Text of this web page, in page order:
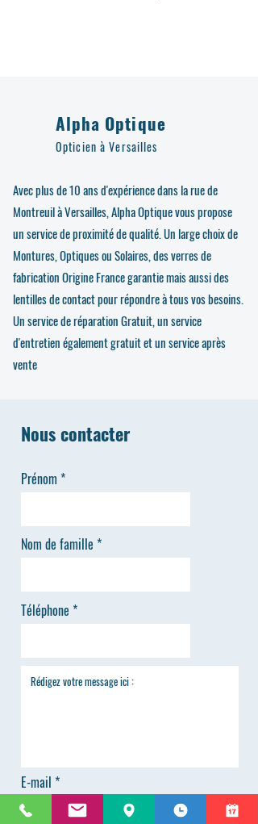
Alpha Optique
Opticien à Versailles
Avec plus de 10 ans d'expérience dans la rue de
Montreuil à Versailles, Alpha Optique vous propose
un service de proximité de qualité. Un large choix de
Montures, Optiques ou Solaires, des verres de
fabrication Origine France garantie mais aussi des
lentilles de contact pour répondre à tous vos besoins.
Un service de réparation Gratuit, un service
d'entretien également gratuit et un service après
vente
Nous contacter
Prénom
Nom de famille
Téléphone
E-mail